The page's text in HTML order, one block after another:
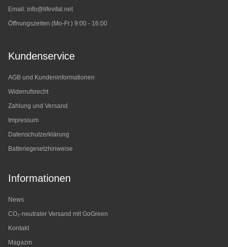
Email: info@lifevital.net
Öffnungszeiten (Mo-Fr.) 9:00 - 16:00
Kundenservice
AGB und Kundeninformationen
Widerrufsrecht
Zahlung und Versand
Impressum
Datenschutzerklärung
Batteriegesetzhinweise
Informationen
News
CO₂-neutraler Versand mit GoGreen
Kontakt
Magazin